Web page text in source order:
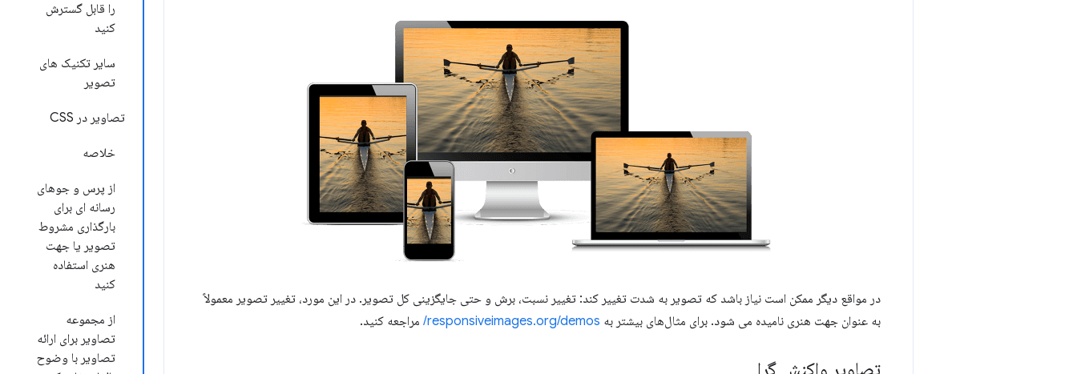
را قابل گسترش
کنید
سایر تکنیک های
تصویر
تصاویر در CSS
خلاصه
از پرس و جوهای
رسانه ای برای
بارگذاری مشروط
تصویر یا جهت
هنری استفاده
کنید
از مجموعه
تصاویر برای ارائه
تصاویر با وضوح
در مواقع دیگر ممکن است نیاز باشد که تصویر به شدت تغییر کند: تغییر نسبت، برش و حتی جایگزینی کل تصویر. در این مورد، تغییر تصویر معمولاً
به عنوان جهت هنری نامیده می شود. برای مثال‌های بیشتر به responsiveimages.org/demos/ مراجعه کنید.
تصاویر واکنش گرا